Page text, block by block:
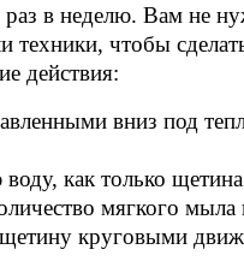
раз в неделю. Вам не
техники, чтобы
действия:
вниз под
как только щетина
мягкого мыла
круговыми